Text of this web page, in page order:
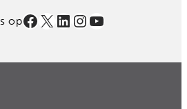
opFacebook
X LinkedIn
Instagram
YouTube